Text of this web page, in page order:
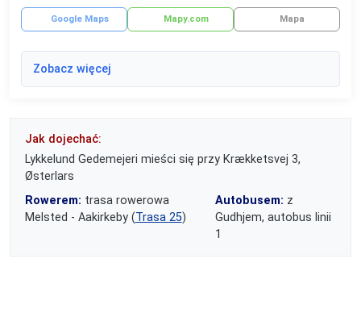
Google Maps Mapy.com Mapa
Zobacz więcej
Jak dojechać:
Lykkelund Gedemejeri mieści się przy Krækketsvej 3,
Østerlars
Rowerem: trasa rowerowa
Melsted - Aakirkeby (Trasa 25)
Autobusem: z
Gudhjem, autobus linii
1